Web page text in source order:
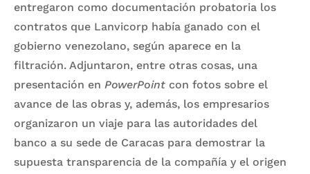
entregaron como documentación probatoria los
contratos que Lanvicorp había ganado con el
gobierno venezolano, según aparece en la
filtración. Adjuntaron, entre otras cosas, una
presentación en PowerPoint con fotos sobre el
avance de las obras y, además, los empresarios
organizaron un viaje para las autoridades del
banco a su sede de Caracas para demostrar la
supuesta transparencia de la compañía y el origen